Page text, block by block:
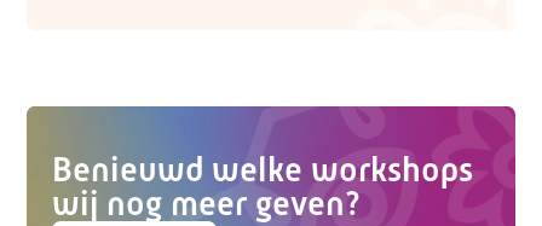
Benieuwd welke workshops
wij nog meer geven?